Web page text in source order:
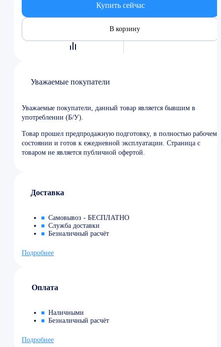
Купить сейчас
В корзину
Уважаемые покупатели
Уважаемые покупатели, данный товар является бывшим в
употреблении (Б/У).
Товар прошел предпродажную подготовку, в полностью рабочем
состоянии и готов к ежедневной эксплуатации. Страница с
товаром не является публичной офертой.
Доставка
Самовывоз - БЕСПЛАТНО
Служба доставки
Безналичный расчёт
Подробнее
Оплата
Наличными
Безналичный расчёт
Подробнее